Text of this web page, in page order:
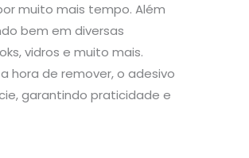
muito mais tempo. Além
bem em diversas
vidros e muito mais.
hora de remover, o adesivo
garantindo praticidade e